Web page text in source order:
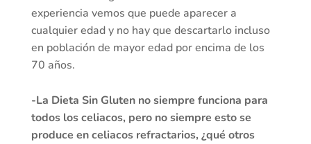
experiencia vemos que puede aparecer a
cualquier edad y no hay que descartarlo incluso
en población de mayor edad por encima de los
70 años.
-La Dieta Sin Gluten no siempre funciona para
todos los celiacos, pero no siempre esto se
produce en celiacos refractarios, ¿qué otros